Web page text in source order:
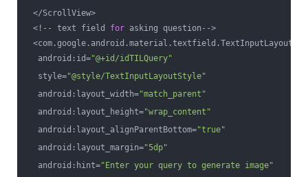
</ScrollView>
<!-- text field for asking question-->
<com.google.android.material.textfield.TextInputLayout
android:id="@+id/idTILQuery"
style="@style/TextInputLayoutStyle"
android:layout_width="match_parent"
android:layout_height="wrap_content"
android:layout_alignParentBottom="true"
android:layout_margin="5dp"
android:hint="Enter your query to generate image"